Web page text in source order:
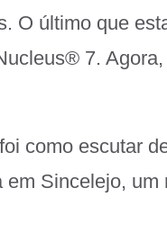
O último que
® 7.
como escutar
em Sincelejo,